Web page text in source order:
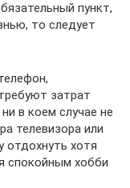
пункт,
то следует
затрат
в коем случае не
телевизора или
отдохнуть хотя
спокойным хобби